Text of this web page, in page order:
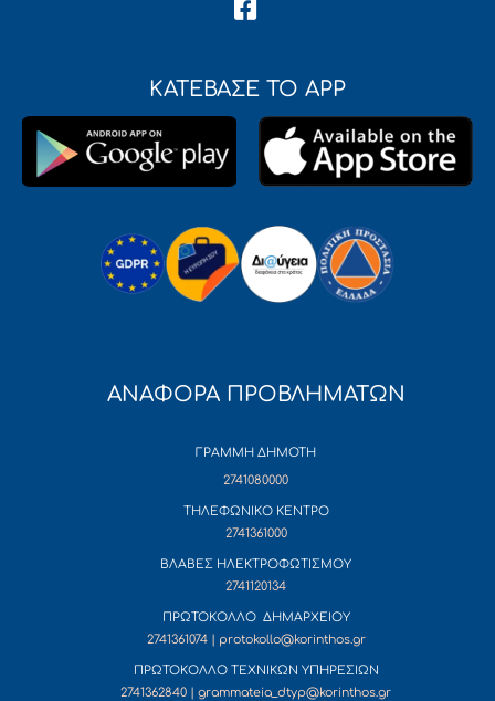
ΚΑΤΕΒΑΣΕ ΤΟ APP
ΑΝΑΦΟΡΑ ΠΡΟΒΛΗΜΑΤΩΝ
ΓΡΑΜΜΗ ΔΗΜΟΤΗ
2741080000
ΤΗΛΕΦΩΝΙΚΟ ΚΕΝΤΡΟ
2741361000
ΒΛΑΒΕΣ ΗΛΕΚΤΡΟΦΩΤΙΣΜΟΥ
2741120134
ΠΡΩΤΟΚΟΛΛΟ ΔΗΜΑΡΧΕΙΟΥ
2741361074 | protokollo@korinthos.gr
ΠΡΩΤΟΚΟΛΛΟ ΤΕΧΝΙΚΩΝ ΥΠΗΡΕΣΙΩΝ
2741362840 | grammateia_dtyp@korinthos.gr